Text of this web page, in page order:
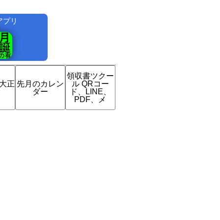
プリ
正 先月のカレン
ダー
領収書ツクー
ル QRコー
ド、LINE、
PDF、メ